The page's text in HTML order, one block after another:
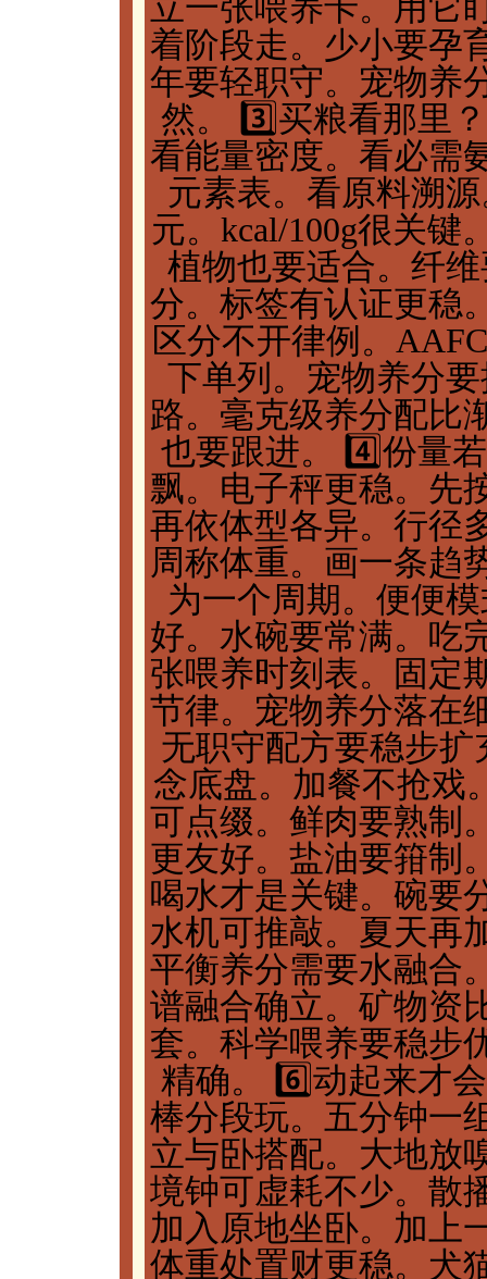
着阶段走。少小要孕
年要轻职守。宠物养
然。 3️⃣买粮看那里
看能量密度。看必需
元素表。看原料溯
元。kcal/100g很关键
植物也要适合。纤
分。标签有认证更稳
区分不开律例。
下单列。宠物养分
路。毫克级养分配比
也要跟进。 4️⃣份量
飘。电子秤更稳。先
再依体型各异。行径
周称体重。画一条趋
为一个周期。便便
好。水碗要常满。吃
张喂养时刻表。固定
节律。宠物养分落在
无职守配方要稳步
念底盘。加餐不抢戏
可点缀。鲜肉要熟制
更友好。盐油要箝制
喝水才是关键。碗要
水机可推敲。夏天再
平衡养分需要水融合
谱融合确立。矿物资
套。科学喂养要稳步
精确。 6️⃣动起来才
棒分段玩。五分钟一
立与卧搭配。大地放
境钟可虚耗不少。散
加入原地坐卧。加上
体重处置财更稳。犬